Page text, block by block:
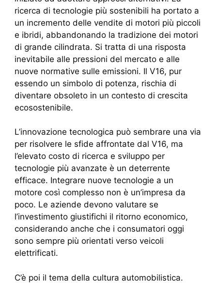
ricerca di tecnologie più sostenibili ha portato a
un incremento delle vendite di motori più piccoli
e ibridi, abbandonando la tradizione dei motori
di grande cilindrata. Si tratta di una risposta
inevitabile alle pressioni del mercato e alle
nuove normative sulle emissioni. Il V16, pur
essendo un simbolo di potenza, rischia di
diventare obsoleto in un contesto di crescita
ecosostenibile.
L’innovazione tecnologica può sembrare una via
per risolvere le sfide affrontate dal V16, ma
l’elevato costo di ricerca e sviluppo per
tecnologie più avanzate è un deterrente
efficace. Integrare nuove tecnologie a un
motore così complesso non è un’impresa da
poco. Le aziende devono valutare se
l’investimento giustifichi il ritorno economico,
considerando anche che i consumatori oggi
sono sempre più orientati verso veicoli
elettrificati.
C’è poi il tema della cultura automobilistica.